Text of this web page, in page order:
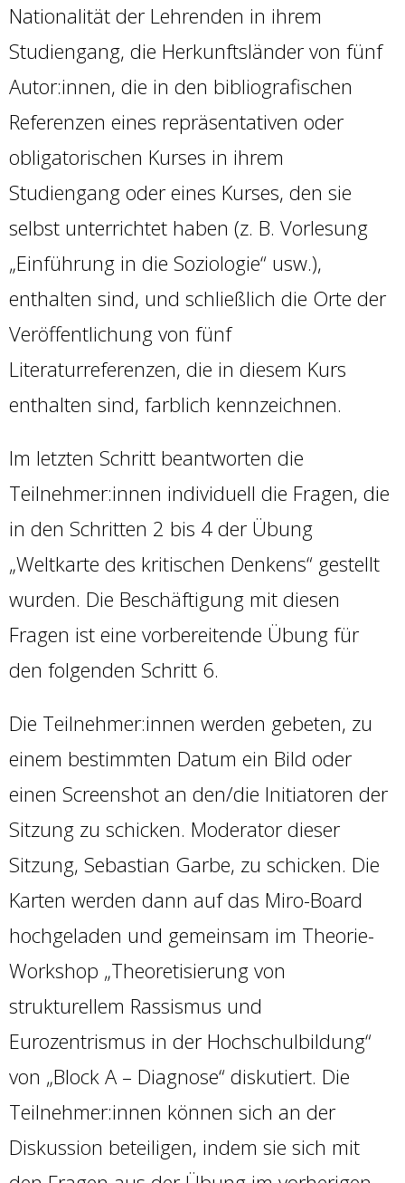
Nationalität der Lehrenden in ihrem
Studiengang, die Herkunftsländer von fünf
Autor:innen, die in den bibliografischen
Referenzen eines repräsentativen oder
obligatorischen Kurses in ihrem
Studiengang oder eines Kurses, den sie
selbst unterrichtet haben (z. B. Vorlesung
„Einführung in die Soziologie“ usw.),
enthalten sind, und schließlich die Orte der
Veröffentlichung von fünf
Literaturreferenzen, die in diesem Kurs
enthalten sind, farblich kennzeichnen.
Im letzten Schritt beantworten die
Teilnehmer:innen individuell die Fragen, die
in den Schritten 2 bis 4 der Übung
„Weltkarte des kritischen Denkens“ gestellt
wurden. Die Beschäftigung mit diesen
Fragen ist eine vorbereitende Übung für
den folgenden Schritt 6.
Die Teilnehmer:innen werden gebeten, zu
einem bestimmten Datum ein Bild oder
einen Screenshot an den/die Initiatoren der
Sitzung zu schicken. Moderator dieser
Sitzung, Sebastian Garbe, zu schicken. Die
Karten werden dann auf das Miro-Board
hochgeladen und gemeinsam im Theorie-
Workshop „Theoretisierung von
strukturellem Rassismus und
Eurozentrismus in der Hochschulbildung“
von „Block A – Diagnose“ diskutiert. Die
Teilnehmer:innen können sich an der
Diskussion beteiligen, indem sie sich mit